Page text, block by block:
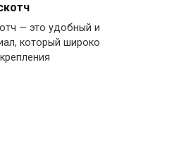
— это удобный и
который широко